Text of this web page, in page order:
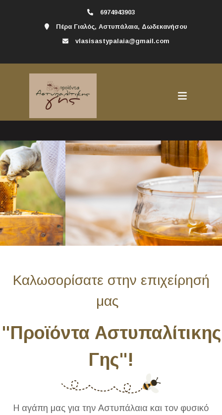
6974943903
Πέρα Γιαλός, Αστυπάλαια, Δωδεκανήσου
vlasisastypalaia@gmail.com
Καλωσορίσατε στην επιχείρησή
μας
"Προϊόντα Αστυπαλίτικης
Γης"!
Η αγάπη μας για την Αστυπάλαια και τον φυσικό